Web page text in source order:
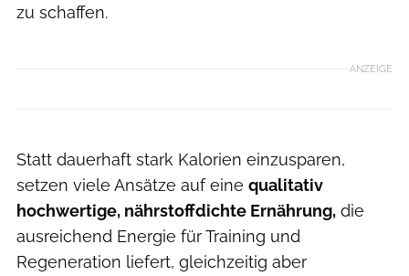
zu schaffen.
ANZEIGE
Statt dauerhaft stark Kalorien einzusparen,
setzen viele Ansätze auf eine qualitativ
hochwertige, nährstoffdichte Ernährung, die
ausreichend Energie für Training und
Regeneration liefert, gleichzeitig aber